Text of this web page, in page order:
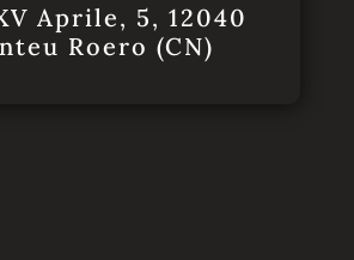
Aprile, 5, 12040
Roero (CN)